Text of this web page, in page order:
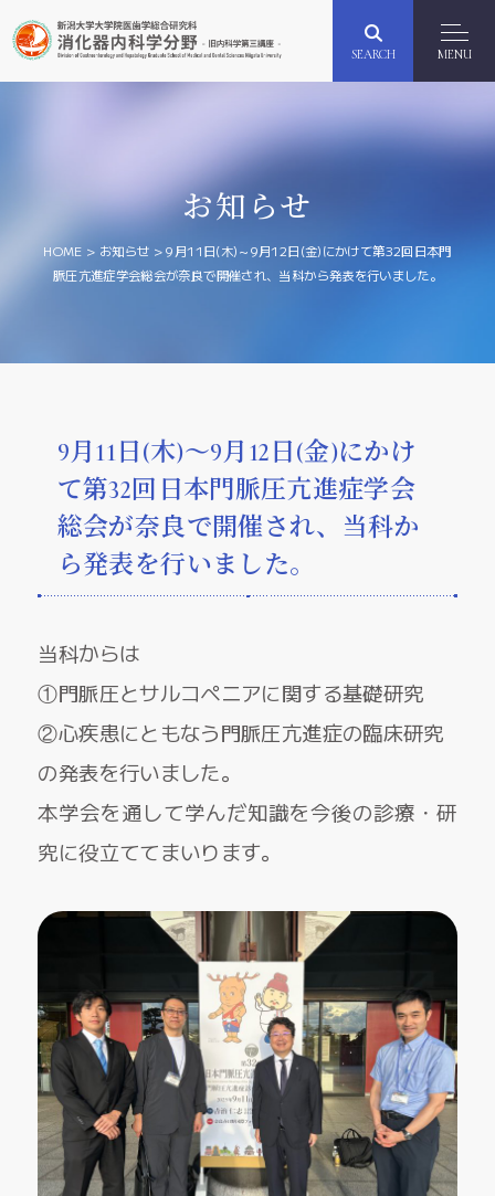
SEARCH MENU
お知らせ
HOME > お知らせ >9月11日(木)～9月12日(金)にかけて第32回日本門
脈圧亢進症学会総会が奈良で開催され、当科から発表を行いました。
9月11日(木)～9月12日(金)にかけ
て第32回日本門脈圧亢進症学会
総会が奈良で開催され、当科か
ら発表を行いました。
当科からは
①門脈圧とサルコペニアに関する基礎研究
②心疾患にともなう門脈圧亢進症の臨床研究
の発表を行いました。
本学会を通して学んだ知識を今後の診療・研
究に役立ててまいります。